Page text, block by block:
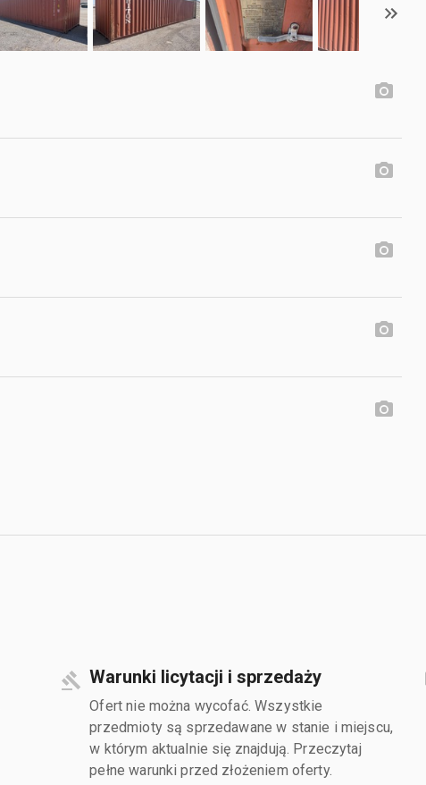
Warunki licytacji i sprzedaży
Ofert nie można wycofać. Wszystkie
przedmioty są sprzedawane w stanie i miejscu,
w którym aktualnie się znajdują. Przeczytaj
pełne warunki przed złożeniem oferty.